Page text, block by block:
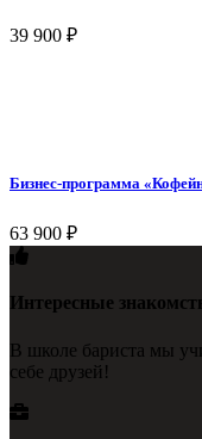
39 900 ₽
Бизнес-программа
63 900 ₽
Интересные
В школе бариста мы
себе друзей!